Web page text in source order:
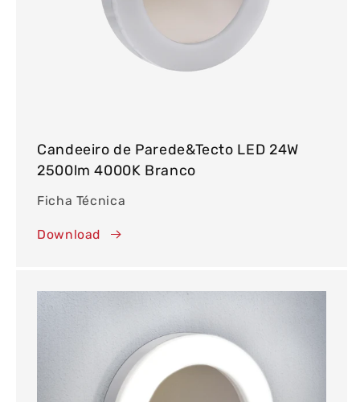
Candeeiro de Parede&Tecto LED 24W
2500lm 4000K Branco
Ficha Técnica
Download